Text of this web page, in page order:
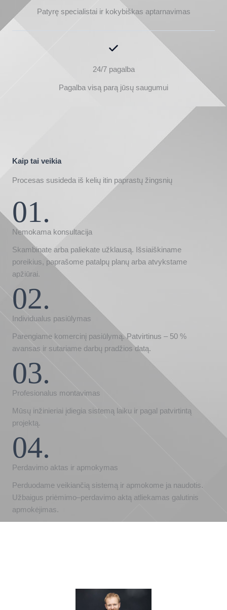
Patyrę specialistai ir kokybiškas aptarnavimas
24/7 pagalba
Pagalba visą parą jūsų saugumui
Kaip tai veikia
Procesas susideda iš kelių itin paprastų žingsnių
01.
Nemokama konsultacija
Skambinate arba paliekate užklausą. Išsiaiškiname
poreikius, paprašome patalpų planų arba atvykstame
apžiūrai.
02.
Individualus pasiūlymas
Parengiame komercinį pasiūlymą. Patvirtinus – 50 %
avansas ir sutariame darbų pradžios datą.
03.
Profesionalus montavimas
Mūsų inžinieriai įdiegia sistemą laiku ir pagal patvirtintą
projektą.
04.
Perdavimo aktas ir apmokymas
Perduodame veikiančią sistemą ir apmokome ja naudotis.
Užbaigus priėmimo–perdavimo aktą atliekamas galutinis
apmokėjimas.